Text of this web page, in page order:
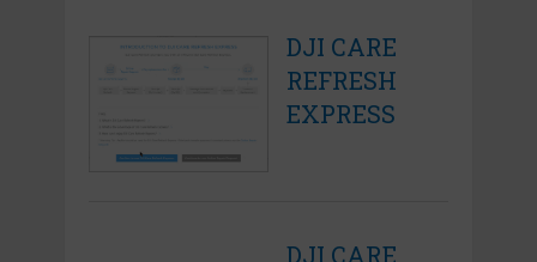
DJI CARE
REFRESH
EXPRESS
DJI CARE